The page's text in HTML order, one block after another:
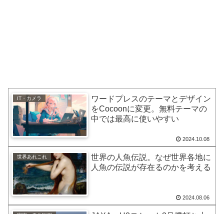
IT・カメラ
ワードプレスのテーマとデザイン
をCocoonに変更。無料テーマの
中では最高に使いやすい
2024.10.08
世界あれこれ
世界の人魚伝説。なぜ世界各地に
人魚の伝説が存在るのかを考える
2024.08.06